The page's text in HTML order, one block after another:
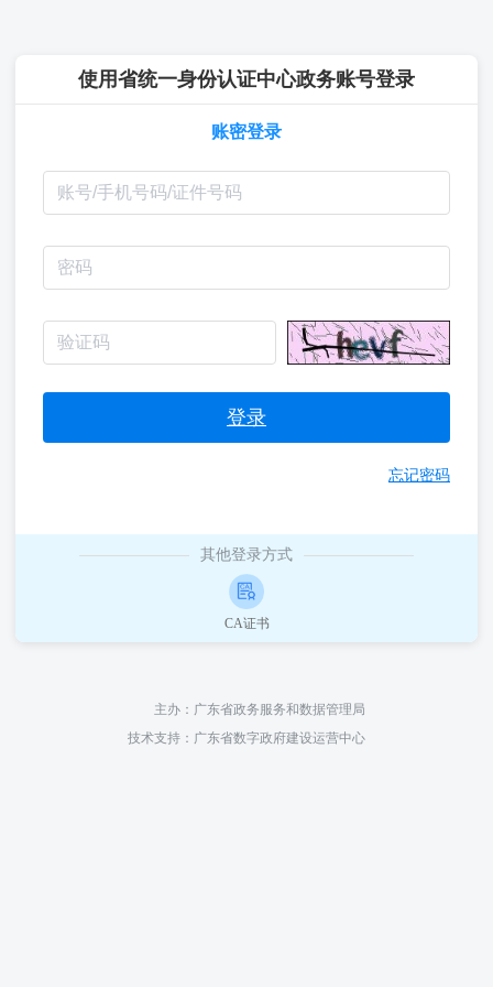
使用省统一身份认证中心政务账号登录
账密登录
登录
忘记密码
其他登录方式
CA证书
主办： 广东省政务服务和数据管理局
技术支持： 广东省数字政府建设运营中心